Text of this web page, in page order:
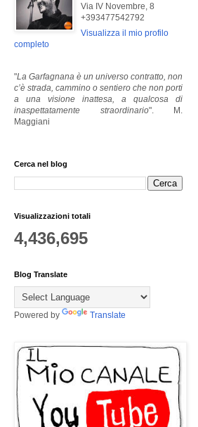
Via IV Novembre, 8
+393477542792
Visualizza il mio profilo
completo
"La Garfagnana è un universo contratto, non
c’è strada, cammino o sentiero che non porti
a una visione inattesa, a qualcosa di
inaspettatamente straordinario". M.
Maggiani
Cerca nel blog
Visualizzazioni totali
4,436,695
Blog Translate
Powered by Translate